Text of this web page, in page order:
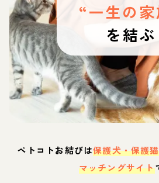
“一生の
を結ぶ
ペトコトお結びは保護犬・保護
マッチングサイト